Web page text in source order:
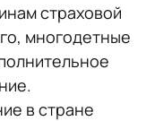
страховой
многодетные
в стране